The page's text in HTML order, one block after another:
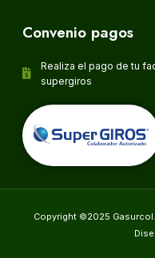
Convenio pagos
Realiza el pago de tu
supergiros
Copyright ©2025